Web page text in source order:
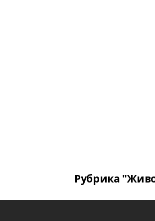
Рубрика